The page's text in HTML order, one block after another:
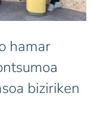
hamar
biziriken